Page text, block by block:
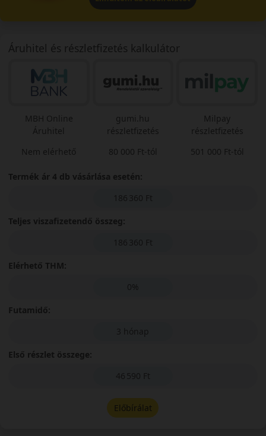
Áruhitel és részletfizetés kalkulátor
MBH Online
Áruhitel
Nem elérhető
gumi.hu
részletfizetés
80 000 Ft-tól
Milpay
részletfizetés
501 000 Ft-tól
Termék ár 4 db vásárlása esetén:
186 360 Ft
Teljes viszafizetendő összeg:
186 360 Ft
Elérhető THM:
0%
Futamidő:
3 hónap
Első részlet összege:
46 590 Ft
Előbírálat